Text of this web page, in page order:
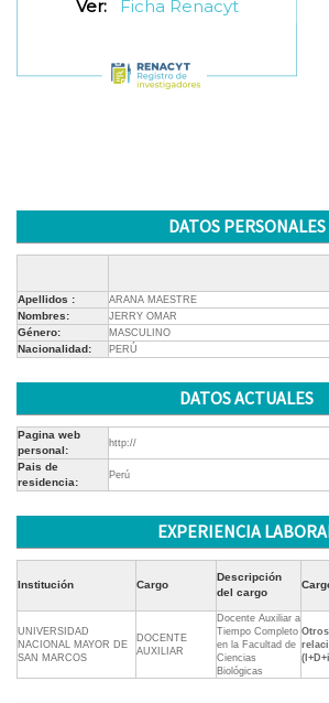
Ver:
Ficha Renacyt
DATOS PERSONALES
Apellidos : ARANA MAESTRE
Nombres: JERRY OMAR
Género: MASCULINO
Nacionalidad: PERÚ
DATOS ACTUALES
Pagina web
personal:
http://
Pais de
residencia:
Perú
EXPERIENCIA
Institución Cargo
Descripción
del cargo
UNIVERSIDAD
NACIONAL MAYOR DE
SAN MARCOS
DOCENTE
AUXILIAR
Docente Auxiliar a
Tiempo Completo
en la Facultad de
Ciencias
Biológicas